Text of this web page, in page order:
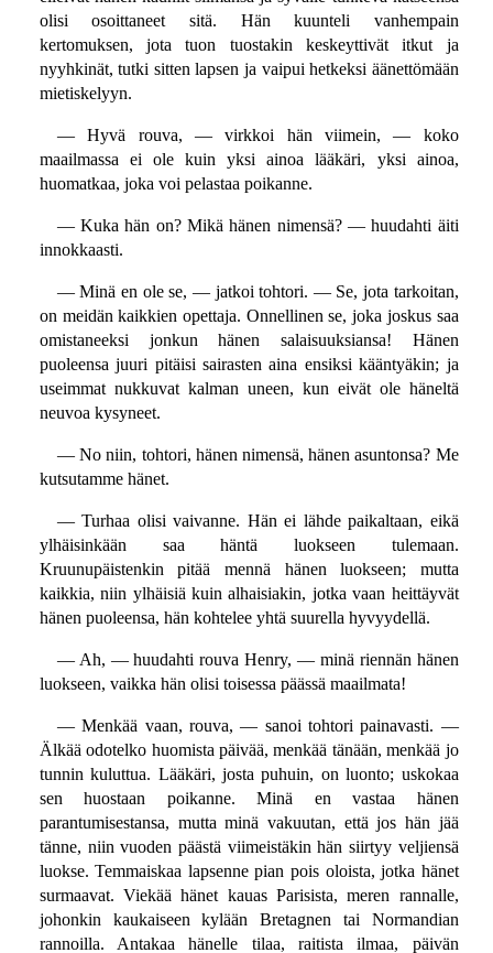
olisi osoittaneet sitä. Hän kuunteli vanhempain
kertomuksen, jota tuon tuostakin keskeyttivät itkut ja
nyyhkinät, tutki sitten lapsen ja vaipui hetkeksi äänettömään
mietiskelyyn.
— Hyvä rouva, — virkkoi hän viimein, — koko
maailmassa ei ole kuin yksi ainoa lääkäri, yksi ainoa,
huomatkaa, joka voi pelastaa poikanne.
— Kuka hän on? Mikä hänen nimensä? — huudahti äiti
innokkaasti.
— Minä en ole se, — jatkoi tohtori. — Se, jota tarkoitan,
on meidän kaikkien opettaja. Onnellinen se, joka joskus saa
omistaneeksi jonkun hänen salaisuuksiansa! Hänen
puoleensa juuri pitäisi sairasten aina ensiksi kääntyäkin; ja
useimmat nukkuvat kalman uneen, kun eivät ole häneltä
neuvoa kysyneet.
— No niin, tohtori, hänen nimensä, hänen asuntonsa? Me
kutsutamme hänet.
— Turhaa olisi vaivanne. Hän ei lähde paikaltaan, eikä
ylhäisinkään saa häntä luokseen tulemaan.
Kruunupäistenkin pitää mennä hänen luokseen; mutta
kaikkia, niin ylhäisiä kuin alhaisiakin, jotka vaan heittäyvät
hänen puoleensa, hän kohtelee yhtä suurella hyvyydellä.
— Ah, — huudahti rouva Henry, — minä riennän hänen
luokseen, vaikka hän olisi toisessa päässä maailmata!
— Menkää vaan, rouva, — sanoi tohtori painavasti. —
Älkää odotelko huomista päivää, menkää tänään, menkää jo
tunnin kuluttua. Lääkäri, josta puhuin, on luonto; uskokaa
sen huostaan poikanne. Minä en vastaa hänen
parantumisestansa, mutta minä vakuutan, että jos hän jää
tänne, niin vuoden päästä viimeistäkin hän siirtyy veljiensä
luokse. Temmaiskaa lapsenne pian pois oloista, jotka hänet
surmaavat. Viekää hänet kauas Parisista, meren rannalle,
johonkin kaukaiseen kylään Bretagnen tai Normandian
rannoilla. Antakaa hänelle tilaa, raitista ilmaa, päivän